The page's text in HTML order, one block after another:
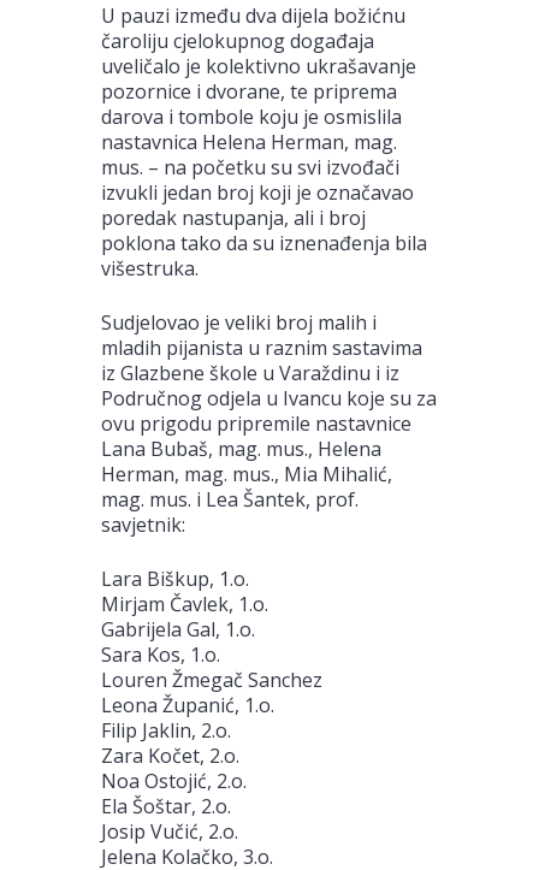
U pauzi između dva dijela božićnu
čaroliju cjelokupnog događaja
uveličalo je kolektivno ukrašavanje
pozornice i dvorane, te priprema
darova i tombole koju je osmislila
nastavnica Helena Herman, mag.
mus. – na početku su svi izvođači
izvukli jedan broj koji je označavao
poredak nastupanja, ali i broj
poklona tako da su iznenađenja bila
višestruka.
Sudjelovao je veliki broj malih i
mladih pijanista u raznim sastavima
iz Glazbene škole u Varaždinu i iz
Područnog odjela u Ivancu koje su za
ovu prigodu pripremile nastavnice
Lana Bubaš, mag. mus., Helena
Herman, mag. mus., Mia Mihalić,
mag. mus. i Lea Šantek, prof.
savjetnik:
Lara Biškup, 1.o.
Mirjam Čavlek, 1.o.
Gabrijela Gal, 1.o.
Sara Kos, 1.o.
Louren Žmegač Sanchez
Leona Županić, 1.o.
Filip Jaklin, 2.o.
Zara Kočet, 2.o.
Noa Ostojić, 2.o.
Ela Šoštar, 2.o.
Josip Vučić, 2.o.
Jelena Kolačko, 3.o.